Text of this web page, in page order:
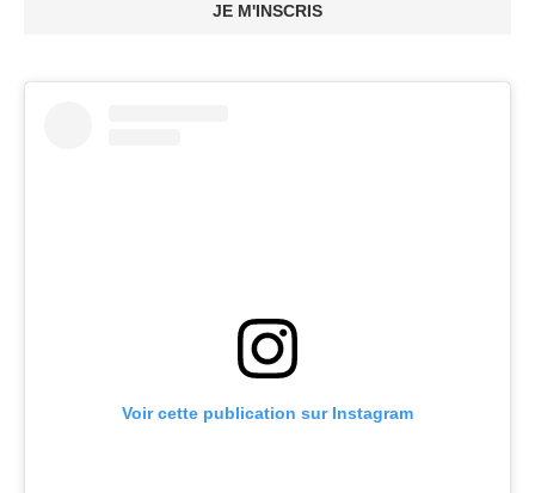
JE M'INSCRIS
Voir cette publication sur Instagram